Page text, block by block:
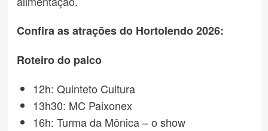
Confira as atrações do Hortolendo 2026:
Roteiro do palco
12h: Quinteto Cultura
13h30: MC Paixonex
16h: Turma da Mônica – o show